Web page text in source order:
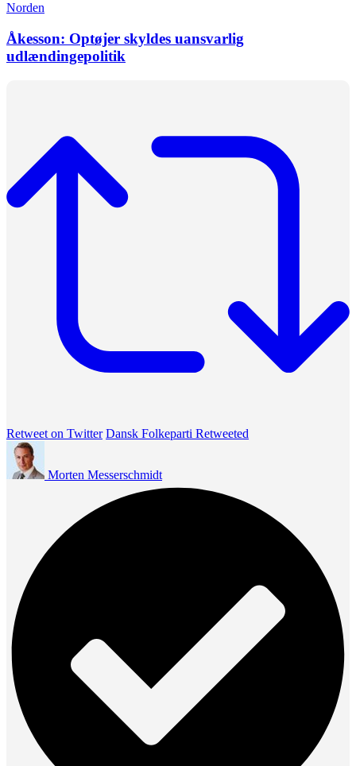
Norden
Åkesson: Optøjer skyldes uansvarlig
udlændingepolitik
Retweet on Twitter Dansk Folkeparti Retweeted
Morten Messerschmidt